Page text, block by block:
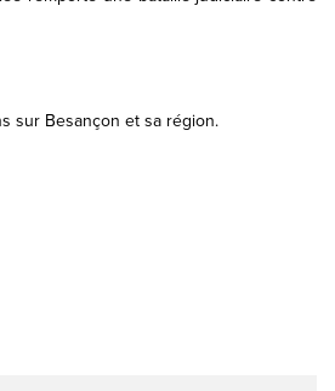
sur Besançon et sa région.